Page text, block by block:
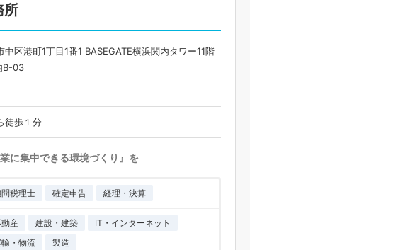
所
中区港町1丁目1番1 BASEGATE横浜関内タワー11階
B-03
徒歩１分
に集中できる環境づくり』を
税理士 確定申告 経理・決算
産 建設・建築
IT・インターネット
・物流
製造